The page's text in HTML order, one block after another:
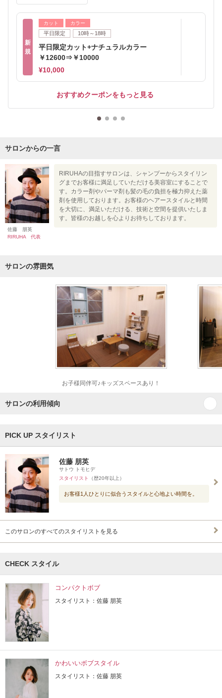
新
規
カット カラー
平日限定 10時～18時
平日限定カット+ナチュラルカラー
￥12600⇒￥10000
¥10,000
おすすめクーポンをもっと見る
サロンからの一言
佐藤 朋英
RIRUHA 代表
RIRUHAの目指すサロンは、シャンプーからスタイリン
グまでお客様に満足していただける美容室にすることで
す。カラー剤やパーマ剤も髪の毛の負担を極力抑えた薬
剤を使用しております。お客様のヘアースタイルと時間
を大切に、満足いただける、技術と空間を提供いたしま
す。皆様のお越しを心よりお待ちしております。
サロンの雰囲気
お子様同伴可♪キッズスペースあり！
サロンの利用傾向
PICK UP スタイリスト
佐藤 朋英
サトウ トモヒデ
スタイリスト
（歴20年以上）
お客様1人ひとりに似合うスタイルと心地よい時間を。
このサロンのすべてのスタイリストを見る
CHECK スタイル
コンパクトボブ
スタイリスト：佐藤 朋英
かわいいボブスタイル
スタイリスト：佐藤 朋英